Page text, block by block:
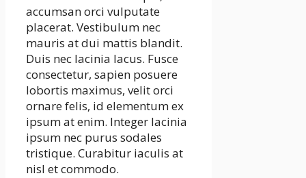
accumsan orci vulputate
placerat. Vestibulum nec
mauris at dui mattis blandit.
Duis nec lacinia lacus. Fusce
consectetur, sapien posuere
lobortis maximus, velit orci
ornare felis, id elementum ex
ipsum at enim. Integer lacinia
ipsum nec purus sodales
tristique. Curabitur iaculis at
nisl et commodo.